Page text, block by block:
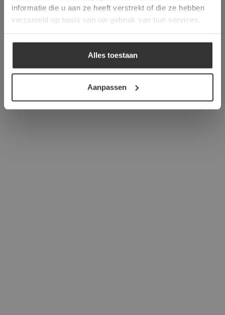
informatie die u aan ze heeft verstrekt of die ze hebben
verzameld op basis van uw gebruik van hun services.
Alles toestaan
Aanpassen
ALLES ACCEPTEREN
ALLES AFWIJZEN
DETAILS WEERGEVEN